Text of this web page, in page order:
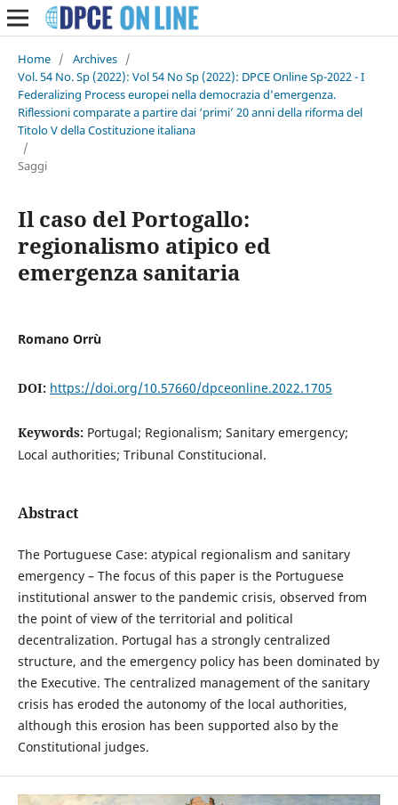
Home / Archives /
Vol. 54 No. Sp (2022): Vol 54 No Sp (2022): DPCE Online Sp-2022 - I
Federalizing Process europei nella democrazia d’emergenza.
Riflessioni comparate a partire dai ‘primi’ 20 anni della riforma del
Titolo V della Costituzione italiana
/
Saggi
Il caso del Portogallo:
regionalismo atipico ed
emergenza sanitaria
Romano Orrù
DOI: https://doi.org/10.57660/dpceonline.2022.1705
Keywords: Portugal; Regionalism; Sanitary emergency;
Local authorities; Tribunal Constitucional.
Abstract
The Portuguese Case: atypical regionalism and sanitary
emergency – The focus of this paper is the Portuguese
institutional answer to the pandemic crisis, observed from
the point of view of the territorial and political
decentralization. Portugal has a strongly centralized
structure, and the emergency policy has been dominated by
the Executive. The centralized management of the sanitary
crisis has eroded the autonomy of the local authorities,
although this erosion has been supported also by the
Constitutional judges.